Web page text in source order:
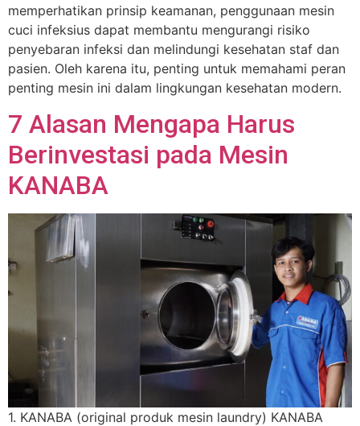
memperhatikan prinsip keamanan, penggunaan mesin
cuci infeksius dapat membantu mengurangi risiko
penyebaran infeksi dan melindungi kesehatan staf dan
pasien. Oleh karena itu, penting untuk memahami peran
penting mesin ini dalam lingkungan kesehatan modern.
7 Alasan Mengapa Harus
Berinvestasi pada Mesin
KANABA
1. KANABA (original produk mesin laundry) KANABA